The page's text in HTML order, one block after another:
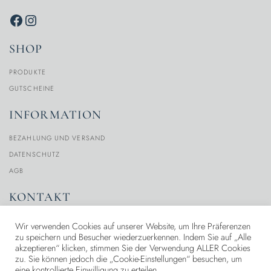
SHOP
PRODUKTE
GUTSCHEINE
INFORMATION
BEZAHLUNG UND VERSAND
DATENSCHUTZ
AGB
KONTAKT
ÜBER UNS
KONTAKT
Wir verwenden Cookies auf unserer Website, um Ihre Präferenzen
zu speichern und Besucher wiederzuerkennen. Indem Sie auf „Alle
akzeptieren“ klicken, stimmen Sie der Verwendung ALLER Cookies
zu. Sie können jedoch die „Cookie-Einstellungen“ besuchen, um